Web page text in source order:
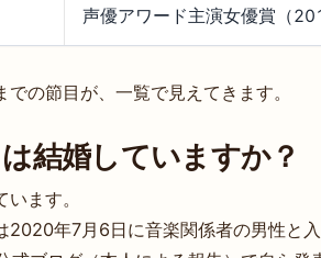
声優アワード主演女優賞（
での節目が、一覧で見えてきます。
結婚していますか？
ます。
2020年7月6日に音楽関係者の男性と